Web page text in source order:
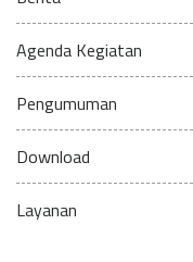
Agenda Kegiatan
Pengumuman
Download
Layanan